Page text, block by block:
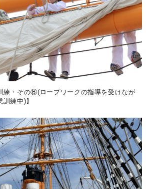
練・その⑥(ロープワークの指導を受けなが
練中)】